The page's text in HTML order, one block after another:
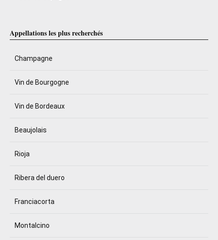
Appellations les plus recherchés
Champagne
Vin de Bourgogne
Vin de Bordeaux
Beaujolais
Rioja
Ribera del duero
Franciacorta
Montalcino